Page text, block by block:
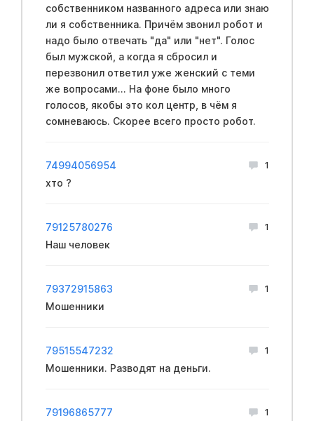
собственником названного адреса или знаю
ли я собственника. Причём звонил робот и
надо было отвечать "да" или "нет". Голос
был мужской, а когда я сбросил и
перезвонил ответил уже женский с теми
же вопросами... На фоне было много
голосов, якобы это кол центр, в чём я
сомневаюсь. Скорее всего просто робот.
74994056954 1
хто ?
79125780276 1
Наш человек
79372915863 1
Мошенники
79515547232 1
Мошенники. Разводят на деньги.
79196865777 1